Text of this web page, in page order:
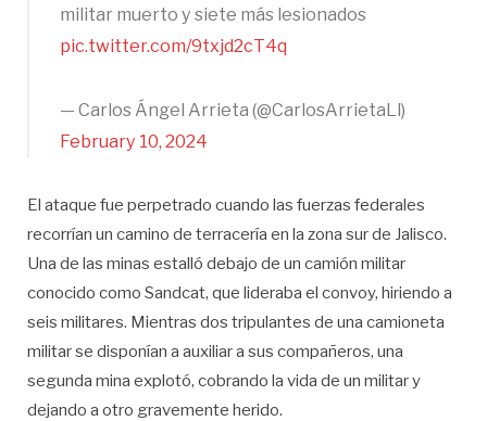
militar muerto y siete más lesionados
pic.twitter.com/9txjd2cT4q
— Carlos Ángel Arrieta (@CarlosArrietaLl)
February 10, 2024
El ataque fue perpetrado cuando las fuerzas federales
recorrían un camino de terracería en la zona sur de Jalisco.
Una de las minas estalló debajo de un camión militar
conocido como Sandcat, que lideraba el convoy, hiriendo a
seis militares. Mientras dos tripulantes de una camioneta
militar se disponían a auxiliar a sus compañeros, una
segunda mina explotó, cobrando la vida de un militar y
dejando a otro gravemente herido.